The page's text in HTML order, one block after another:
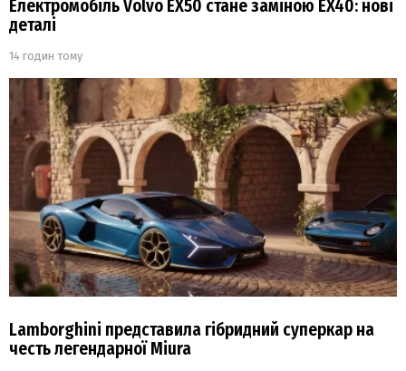
Електромобіль Volvo EX50 стане заміною EX40: нові
деталі
14 годин тому
Lamborghini представила гібридний суперкар на
честь легендарної Miura